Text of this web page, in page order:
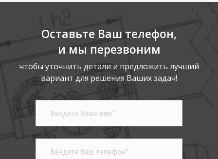
Оставьте Ваш телефон,
и мы перезвоним
чтобы уточнить детали и предложить лучший
вариант для решения Ваших задач!